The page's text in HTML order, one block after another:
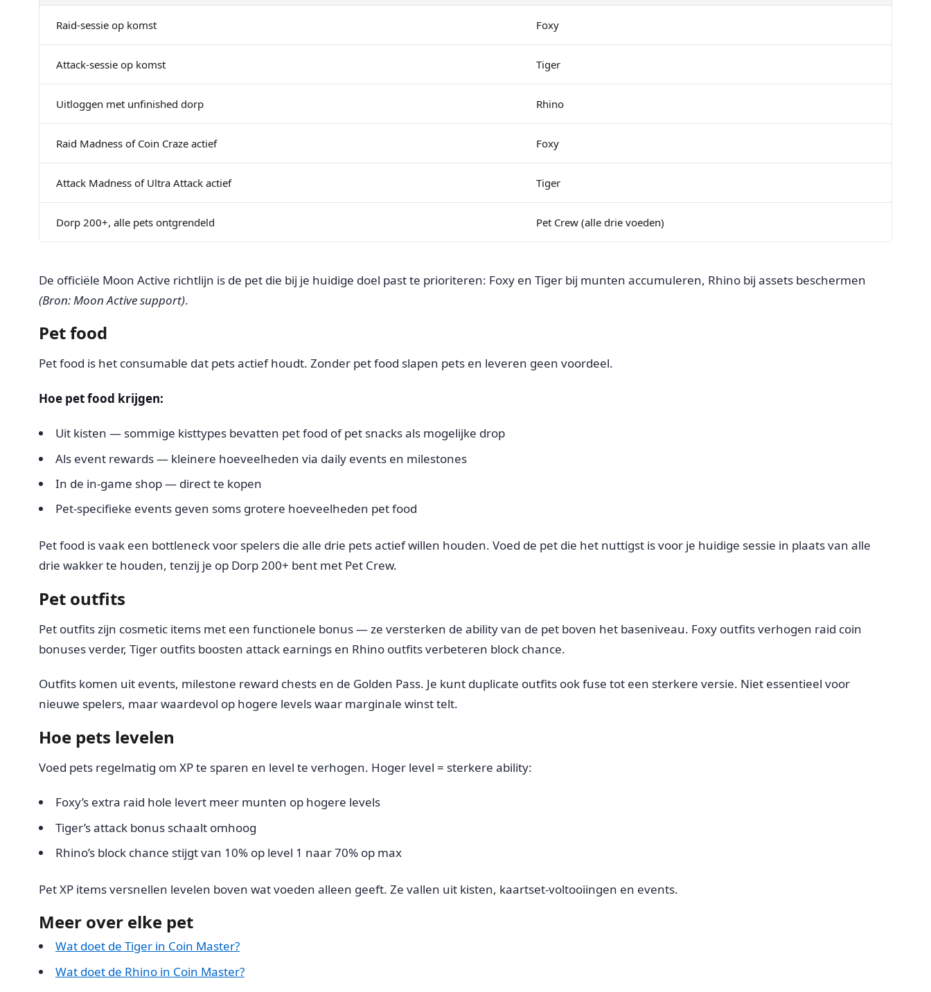
Raid-sessie op komst Foxy
Attack-sessie op komst Tiger
Uitloggen met unfinished dorp Rhino
Raid Madness of Coin Craze actief Foxy
Attack Madness of Ultra Attack actief Tiger
Dorp 200+, alle pets ontgrendeld Pet Crew (alle drie voeden)
De officiële Moon Active richtlijn is de pet die bij je huidige doel past te prioriteren: Foxy en Tiger bij munten accumuleren, Rhino bij assets beschermen
(Bron: Moon Active support).
Pet food
Pet food is het consumable dat pets actief houdt. Zonder pet food slapen pets en leveren geen voordeel.
Hoe pet food krijgen:
Uit kisten — sommige kisttypes bevatten pet food of pet snacks als mogelijke drop
Als event rewards — kleinere hoeveelheden via daily events en milestones
In de in-game shop — direct te kopen
Pet-specifieke events geven soms grotere hoeveelheden pet food
Pet food is vaak een bottleneck voor spelers die alle drie pets actief willen houden. Voed de pet die het nuttigst is voor je huidige sessie in plaats van alle
drie wakker te houden, tenzij je op Dorp 200+ bent met Pet Crew.
Pet outfits
Pet outfits zijn cosmetic items met een functionele bonus — ze versterken de ability van de pet boven het baseniveau. Foxy outfits verhogen raid coin
bonuses verder, Tiger outfits boosten attack earnings en Rhino outfits verbeteren block chance.
Outfits komen uit events, milestone reward chests en de Golden Pass. Je kunt duplicate outfits ook fuse tot een sterkere versie. Niet essentieel voor
nieuwe spelers, maar waardevol op hogere levels waar marginale winst telt.
Hoe pets levelen
Voed pets regelmatig om XP te sparen en level te verhogen. Hoger level = sterkere ability:
Foxy’s extra raid hole levert meer munten op hogere levels
Tiger’s attack bonus schaalt omhoog
Rhino’s block chance stijgt van 10% op level 1 naar 70% op max
Pet XP items versnellen levelen boven wat voeden alleen geeft. Ze vallen uit kisten, kaartset-voltooiingen en events.
Meer over elke pet
Wat doet de Tiger in Coin Master?
Wat doet de Rhino in Coin Master?